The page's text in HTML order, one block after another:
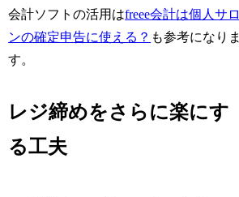
会計ソフトの活用はfreee会計は個人サロ
ンの確定申告に使える？ も参考になりま
す。
レジ締めをさらに楽にす
る工夫